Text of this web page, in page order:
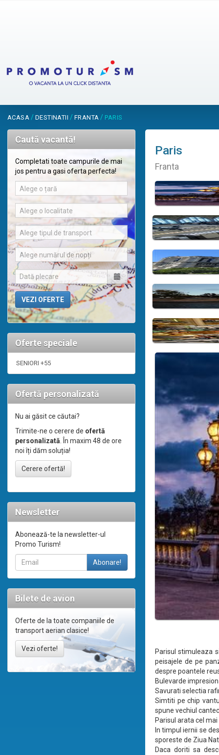
ACASA / DESTINATII / FRANTA / PARIS
Caută vacantă!
Completati toate campurile de mai
jos pentru a gasi oferta perfecta!
Alege o țară
Alege o localitate
Alege tipul de transport
Alege numărul de nopți
Oferte speciale
SENIORI +55
Ofertă personalizată
Nu ai găsit ce căutai?
Trimite-ne o cerere de ofertă
personalizată. În maxim 48 de ore
noi îți dăm soluția!
Cerere ofertă!
Newsletter
Abonează-te la newsletter-ul
Promo Turism!
Bilete de avion
Oferte de la toate companiile de
transport aerian clasice!
Vezi oferte!
Paris
Franta
Parisul stimuleaza
peisajele de pe
despre poantele
Bulevarde
Savurati selectia
Simtiti pe chip
spune vechiul
Parisul arata cel
In timpul iernii se
sporeste de Ziua
Daca doriti sa